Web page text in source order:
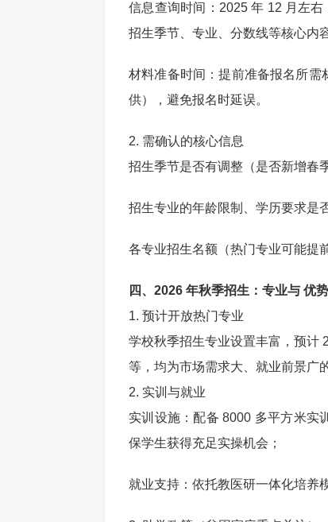
信息查询时间：2025 年 12 月左
招生季节、专业、分数线等核心内
材料准备时间：提前准备报名所需
供），避免报名时延误。
2. 需确认的核心信息
招生季节是否有调整（是否新增春
招生专业的年龄限制、学历要求是
各专业招生名额（热门专业可能提
四、2026 年秋季招生：专业与 优势
1. 预计开放热门专业
学校秋季招生专业设置丰富，预计
等，均为市场需求大、就业前景广
2. 实训与就业
实训设施：配备 8000 多平方米实
保学生获得充足实操机会；
就业支持：依托教医研一体化培养